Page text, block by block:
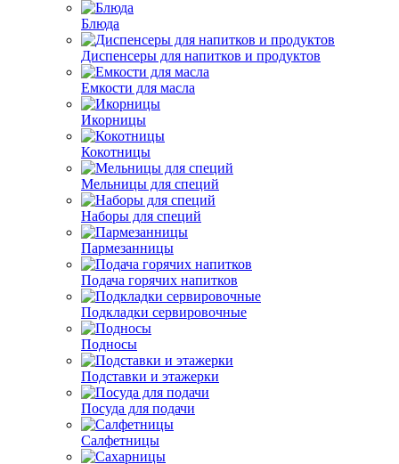
Блюда
Диспенсеры для напитков и продуктов
Емкости для масла
Икорницы
Кокотницы
Мельницы для специй
Наборы для специй
Пармезанницы
Подача горячих напитков
Подкладки сервировочные
Подносы
Подставки и этажерки
Посуда для подачи
Салфетницы